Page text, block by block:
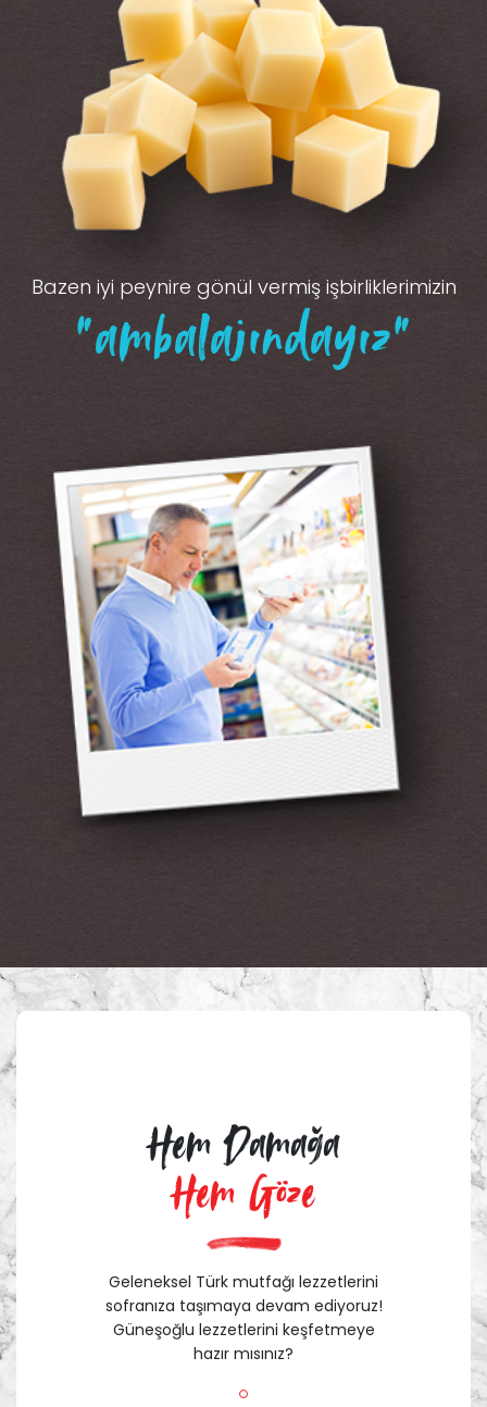
Bazen iyi peynire gönül vermiş işbirliklerimizin
“ambalajındayız”
Hem Damağa
Hem Göze
Geleneksel Türk mutfağı lezzetlerini
sofranıza taşımaya devam ediyoruz!
Güneşoğlu lezzetlerini keşfetmeye
hazır mısınız?